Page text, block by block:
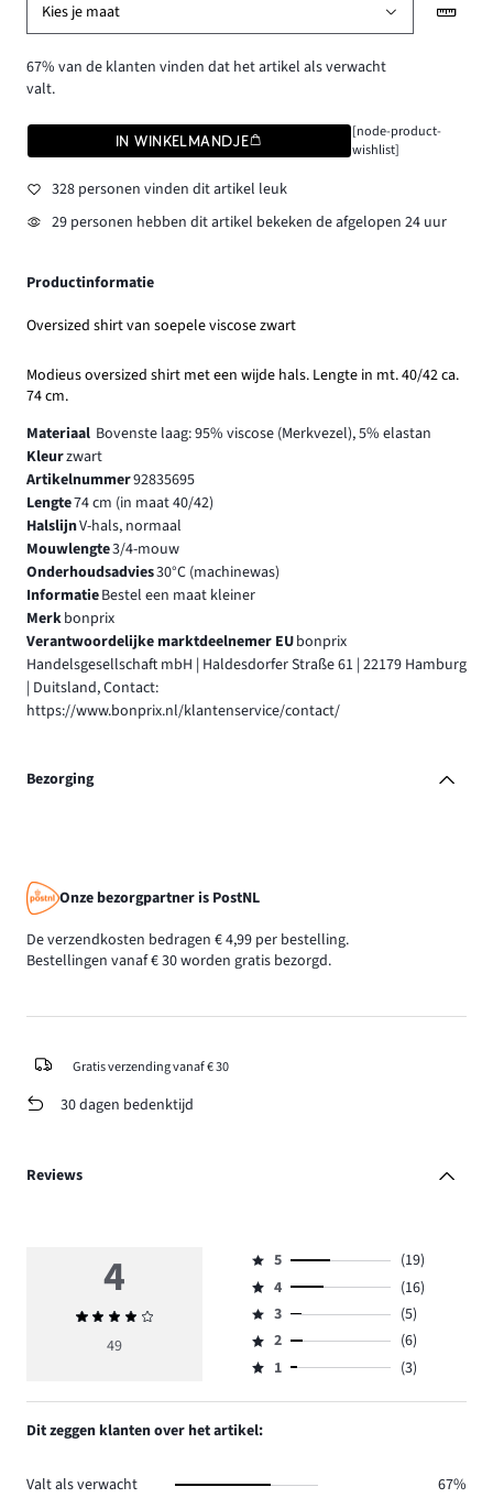
Kies je maat
67% van de klanten vinden dat het artikel als verwacht
valt.
IN WINKELMANDJE
[node-product-
wishlist]
328 personen vinden dit artikel leuk
29 personen hebben dit artikel bekeken de afgelopen 24 uur
Productinformatie
Oversized shirt van soepele viscose zwart
Modieus oversized shirt met een wijde hals. Lengte in mt. 40/42 ca.
74 cm.
Materiaal Bovenste laag: 95% viscose (Merkvezel), 5% elastan
Kleurzwart
Artikelnummer92835695
Lengte74 cm (in maat 40/42)
HalslijnV-hals, normaal
Mouwlengte3/4-mouw
Onderhoudsadvies30°C (machinewas)
InformatieBestel een maat kleiner
Merkbonprix
Verantwoordelijke marktdeelnemer EUbonprix
Handelsgesellschaft mbH | Haldesdorfer Straße 61 | 22179 Hamburg
| Duitsland, Contact:
https://www.bonprix.nl/klantenservice/contact/
Bezorging
Onze bezorgpartner is PostNL
De verzendkosten bedragen € 4,99 per bestelling.
Bestellingen vanaf € 30 worden gratis bezorgd.
Gratis verzending vanaf € 30
30 dagen bedenktijd
Reviews
4
Gemiddelde
beoordeling
49
Beoordeling
5,
aantal
reviews
19.
5
(19)
Beoordeling
4,
aantal
reviews
4
(16)
Beoordeling
3,
aantal
3
(5)
Beoordeling
2,
6.
2
(6)
Beoordeling
1,
aantal
reviews
1 (3)
Dit zeggen klanten over het artikel:
Valt als verwacht
67%